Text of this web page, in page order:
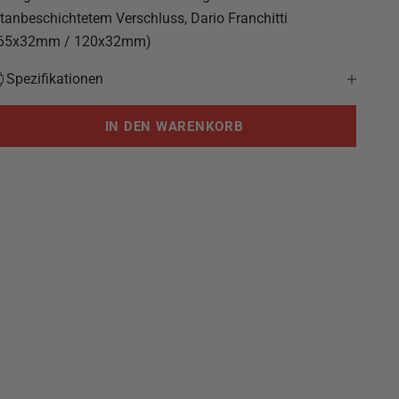
Verschluss, Dario Franchitti
/ 120x32mm)
Spezifikationen
IN DEN WARENKORB